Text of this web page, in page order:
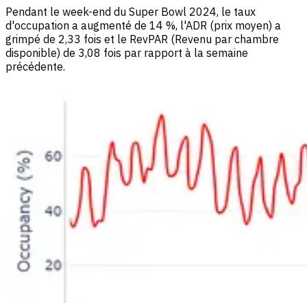
Pendant le week-end du Super Bowl 2024, le taux
d'occupation a augmenté de 14 %, l'ADR (prix moyen) a
grimpé de 2,33 fois et le RevPAR (Revenu par chambre
disponible) de 3,08 fois par rapport à la semaine
précédente.